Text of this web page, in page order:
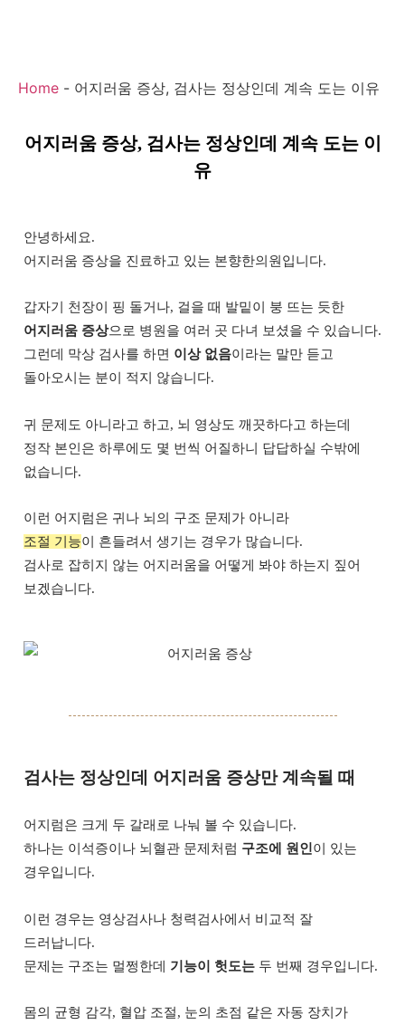
Home - 어지러움 증상, 검사는 정상인데 계속 도는 이유
어지러움 증상, 검사는 정상인데 계속 도는 이
유
안녕하세요.
어지러움 증상을 진료하고 있는 본향한의원입니다.
갑자기 천장이 핑 돌거나, 걸을 때 발밑이 붕 뜨는 듯한
어지러움 증상으로 병원을 여러 곳 다녀 보셨을 수 있습니다.
그런데 막상 검사를 하면 이상 없음이라는 말만 듣고
돌아오시는 분이 적지 않습니다.
귀 문제도 아니라고 하고, 뇌 영상도 깨끗하다고 하는데
정작 본인은 하루에도 몇 번씩 어질하니 답답하실 수밖에
없습니다.
이런 어지럼은 귀나 뇌의 구조 문제가 아니라
조절 기능이 흔들려서 생기는 경우가 많습니다.
검사로 잡히지 않는 어지러움을 어떻게 봐야 하는지 짚어
보겠습니다.
검사는 정상인데 어지러움 증상만 계속될 때
어지럼은 크게 두 갈래로 나눠 볼 수 있습니다.
하나는 이석증이나 뇌혈관 문제처럼 구조에 원인 이 있는
경우입니다.
이런 경우는 영상검사나 청력검사에서 비교적 잘
드러납니다.
문제는 구조는 멀쩡한데 기능이 헛도는 두 번째 경우입니다.
몸의 균형 감각, 혈압 조절, 눈의 초점 같은 자동 장치가